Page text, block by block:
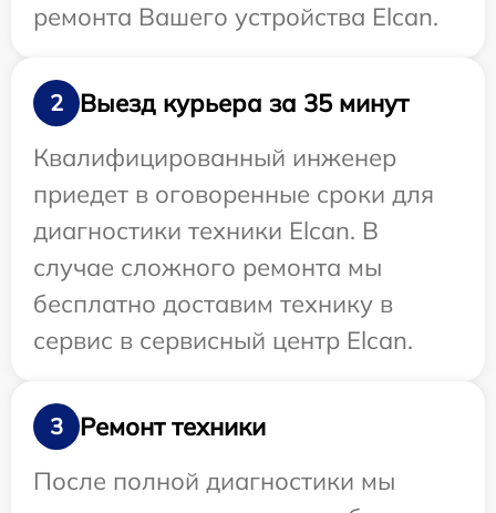
ремонта Вашего устройства Elcan.
2
Выезд курьера за 35 минут
Квалифицированный инженер
приедет в оговоренные сроки для
диагностики техники Elcan. В
случае сложного ремонта мы
бесплатно доставим технику в
сервис в сервисный центр Elcan.
3
Ремонт техники
После полной диагностики мы